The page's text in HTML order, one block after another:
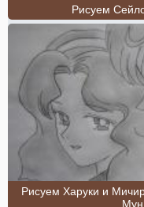
Рисуем
Рисуем Харуки и
Мун